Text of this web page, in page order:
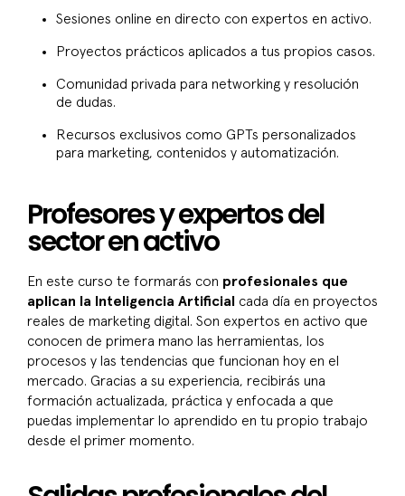
Sesiones online en directo con expertos en activo.
Proyectos prácticos aplicados a tus propios casos.
Comunidad privada para networking y resolución
de dudas.
Recursos exclusivos como GPTs personalizados
para marketing, contenidos y automatización.
Profesores y expertos del
sector en activo
En este curso te formarás con profesionales que
aplican la Inteligencia Artificial
cada día en proyectos
reales de marketing digital. Son expertos en activo que
conocen de primera mano las herramientas, los
procesos y las tendencias que funcionan hoy en el
mercado. Gracias a su experiencia, recibirás una
formación actualizada, práctica y enfocada a que
puedas implementar lo aprendido en tu propio trabajo
desde el primer momento.